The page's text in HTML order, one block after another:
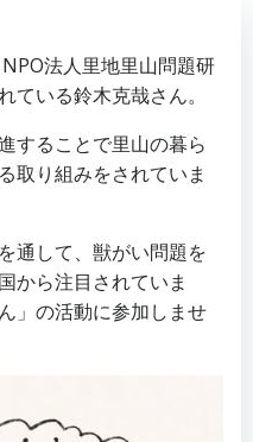
法人里地里山問題研
ている鈴木克哉さん。
することで里山の暮ら
取り組みをされていま
通して、獣がい問題を
から注目されていま
」の活動に参加しませ